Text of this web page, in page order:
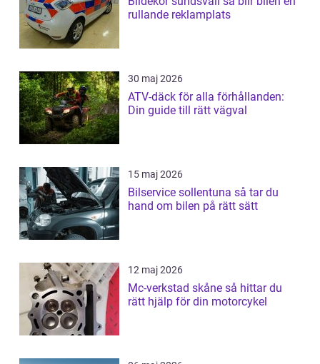
rullande reklamplats
30 maj 2026
ATV-däck för alla förhållanden:
Din guide till rätt vägval
15 maj 2026
Bilservice sollentuna så tar du
hand om bilen på rätt sätt
12 maj 2026
Mc-verkstad skåne så hittar du
rätt hjälp för din motorcykel